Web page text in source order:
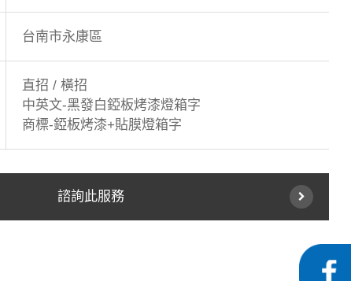
台南市永康區
直招 / 橫招
中英文-黑發白錏板烤漆燈箱字
商標-錏板烤漆+貼膜燈箱字
諮詢此服務